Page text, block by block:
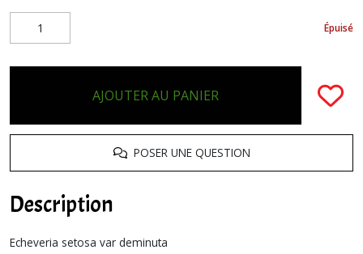
Épuisé
AJOUTER AU PANIER
POSER UNE QUESTION
Description
Echeveria setosa var deminuta